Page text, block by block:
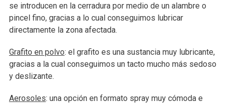
se introducen en la cerradura por medio de un alambre o
pincel fino, gracias a lo cual conseguimos lubricar
directamente la zona afectada.
Grafito en polvo: el grafito es una sustancia muy lubricante,
gracias a la cual conseguimos un tacto mucho más sedoso
y deslizante.
Aerosoles: una opción en formato spray muy cómoda e